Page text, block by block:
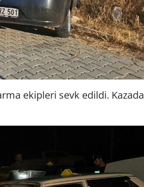
ekipleri sevk edildi. Kazada